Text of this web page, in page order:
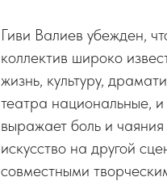
Гиви Валиев убежден,
коллектив широко
жизнь, культуру,
театра национальные,
выражает боль и чаяния
искусство на другой
совместными